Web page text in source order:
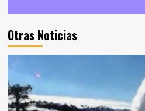
Otras Noticias